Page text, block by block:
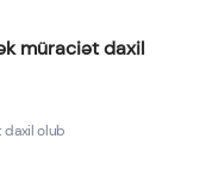
müraciət daxil
daxil olub